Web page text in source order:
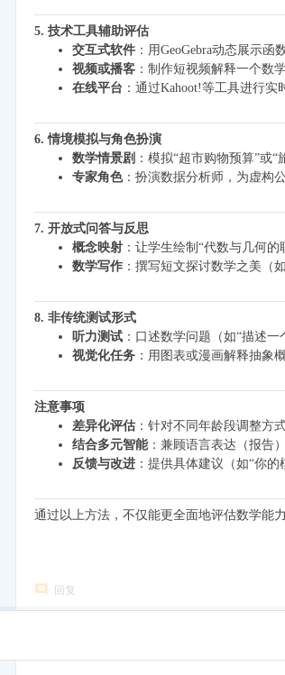
5. 技术工具辅助评估
交互式软件 ：用GeoGebra动态展示函
视频或播客 ：制作短视频解释一个数
在线平台 ：通过Kahoot!等工具进行实
6. 情境模拟与角色扮演
数学情景剧 ：模拟“超市购物预算”或
专家角色：扮演数据分析师，为虚构
7. 开放式问答与反思
概念映射 ：让学生绘制“代数与几何
数学写作 ：撰写短文探讨数学之美（
8. 非传统测试形式
听力测试 ：口述数学问题（如“描述
视觉化任务 ：用图表或漫画解释抽象
注意事项
差异化评估 ：针对不同年龄段调整方
结合多元智能：兼顾语言表达（报告
反馈与改进 ：提供具体建议（如“你
通过以上方法，不仅能更全面地评估数学能
回复